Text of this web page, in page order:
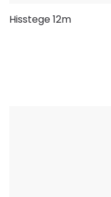
Hisstege 12m